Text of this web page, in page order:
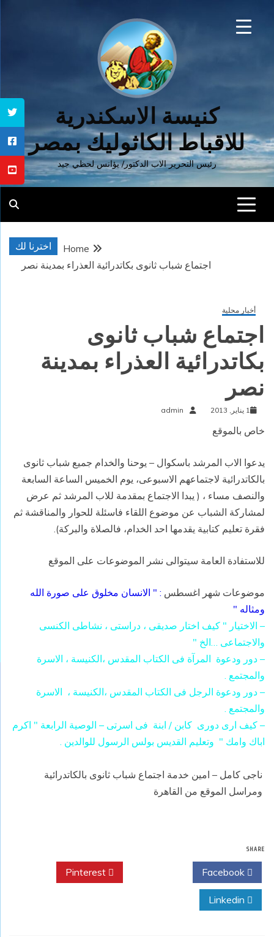
كنيسة الاسكندرية
للاقباط الكاثوليك بمصر
رئيس التحرير الاب الدكتور/ يؤانس لحظي جيد
اخترنا لك
Home
اجتماع شباب ثانوى بكاتدرائية العذراء بمدينة نصر
أخبار محلية
اجتماع شباب ثانوى
بكاتدرائية العذراء بمدينة
نصر
1 يناير, 2013 admin
خاص بالموقع
يدعوا الاب المرشد باسكوال – يوحنا والخدام جميع شباب ثانوى
بالكاتدرائية لاجتماعهم الاسبوعى، يوم الخميس الساعة السابعة
والنصف مساء ، ( يبدا الاجتماع بمقدمة للاب المرشد ثم عرض
لمشاركة الشباب عن موضوع اللقاء فاسئلة للحوار والمناقشة ثم
فقرة تعليم كتابية يقدمها احد الخدام، فالصلاة والبركة).
للاستفادة العامة سيتوالى نشر الموضوعات على الموقع
موضوعات شهر اغسطس : " الانسان مخلوق على صورة الله
ومثاله "
– الاختيار " كيف اختار صديقى ، دراستى ، نشاطى الكنسى
والاجتماعى …الخ "
– دور ودعوة المرآة فى الكتاب المقدس ،الكنيسة ، الاسرة
والمجتمع .
– دور ودعوة الرجل فى الكتاب المقدس ،الكنيسة ، الاسرة
والمجتمع .
– كيف ارى دورى كابن / ابنة فى اسرتى – الوصية الرابعة " اكرم
اباك وامك " وتعليم القديس بولس الرسول للوالدين .
ناجى كامل – امين خدمة اجتماع شباب ثانوى بالكاتدرائية
ومراسل الموقع من القاهرة
SHARE